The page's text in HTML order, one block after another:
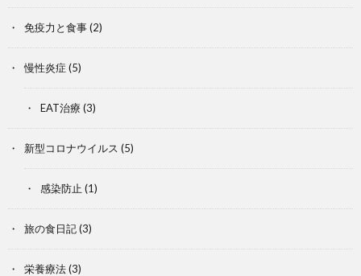
免疫力と食事(2)
慢性炎症 (5)
EAT治療 (3)
新型コロナウイルス (5)
感染防止 (1)
旅の食日記(3)
栄養療法(3)